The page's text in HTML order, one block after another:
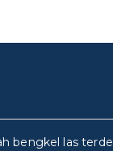
bengkel las